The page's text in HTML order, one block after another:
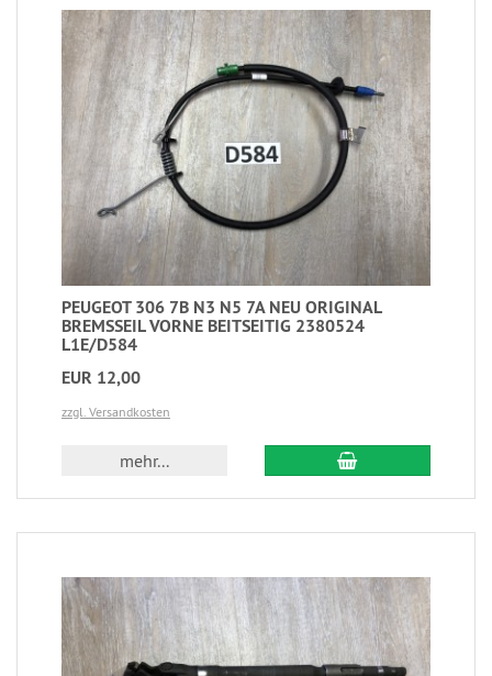
PEUGEOT 306 7B N3 N5 7A NEU ORIGINAL
BREMSSEIL VORNE BEITSEITIG 2380524
L1E/D584
EUR 12,00
zzgl. Versandkosten
mehr...